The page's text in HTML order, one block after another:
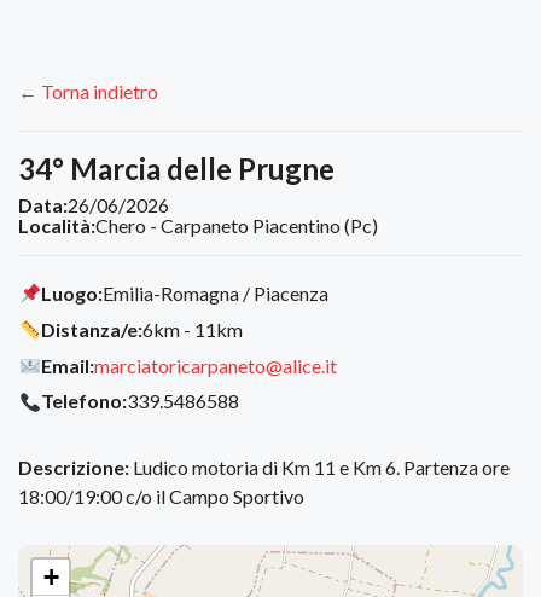
← Torna indietro
34° Marcia delle Prugne
Data:26/06/2026
Località:Chero - Carpaneto Piacentino (Pc)
Luogo:Emilia-Romagna / Piacenza
Distanza/e:6km - 11km
Email:marciatoricarpaneto@alice.it
Telefono:339.5486588
Descrizione: Ludico motoria di Km 11 e Km 6. Partenza ore
18:00/19:00 c/o il Campo Sportivo
+